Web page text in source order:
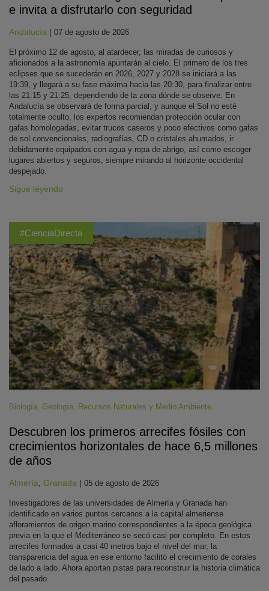
e invita a disfrutarlo con seguridad
Andalucía | 07 de agosto de 2026
El próximo 12 de agosto, al atardecer, las miradas de curiosos y
aficionados a la astronomía apuntarán al cielo. El primero de los tres
eclipses que se sucederán en 2026, 2027 y 2028 se iniciará a las
19:39, y llegará a su fase máxima hacia las 20:30, para finalizar entre
las 21:15 y 21:25, dependiendo de la zona dónde se observe. En
Andalucía se observará de forma parcial, y aunque el Sol no esté
totalmente oculto, los expertos recomiendan protección ocular con
gafas homologadas, evitar trucos caseros y poco efectivos como gafas
de sol convencionales, radiografías, CD o cristales ahumados, ir
debidamente equipados con agua y ropa de abrigo, así como escoger
lugares abiertos y seguros, siempre mirando al horizonte occidental
despejado.
Sigue leyendo
#CienciaDirecta
Biología, Geología, Recursos Naturales y Medio Ambiente
Descubren los primeros arrecifes fósiles con
crecimientos horizontales de hace 6,5 millones
de años
Almería, Granada | 05 de agosto de 2026
Investigadores de las universidades de Almería y Granada han
identificado en varios puntos cercanos a la capital almeriense
afloramientos de origen marino correspondientes a la época geológica
previa en la que el Mediterráneo se secó casi por completo. En estos
arrecifes formados a casi 40 metros bajo el nivel del mar, la
transparencia del agua en ese entorno facilitó el crecimiento de corales
de lado a lado. Ahora aportan pistas para reconstruir la historia climática
del pasado.